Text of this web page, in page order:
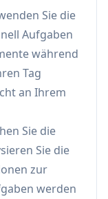
der
der
und
hinweg
Tools und
Sie die
Aufgaben
während
Tag
an Ihrem
Sie die
Sie die
zur
werden